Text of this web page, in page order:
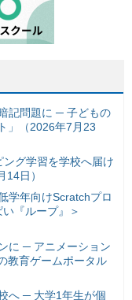
記問題に ─ 子どもの
」（2026年7月23
グ学習を学校へ届け
日）
学年向けScratchプロ
『ループ』＞
に ─ アニメーション
教育ゲームポータル
へ ─ 大学1年生が個